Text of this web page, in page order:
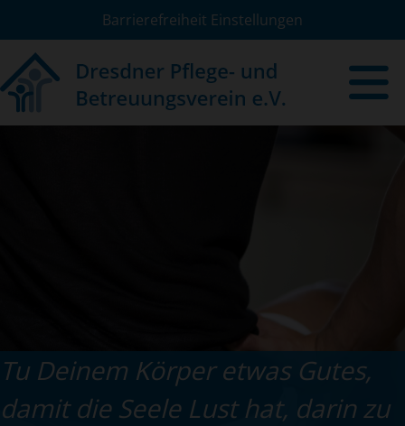
Barrierefreiheit Einstellungen
Tu Deinem Körper etwas Gutes,
damit die Seele Lust hat, darin zu